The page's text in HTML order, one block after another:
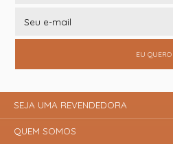
EU QUERO
SEJA UMA REVENDEDORA
QUEM SOMOS